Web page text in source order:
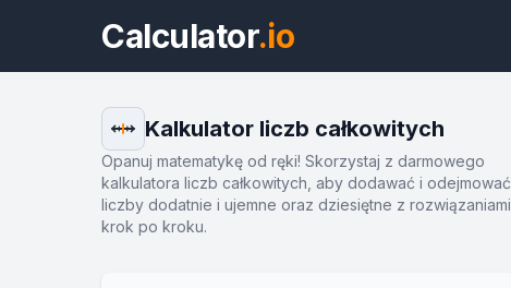
Calculator.io
Kalkulator liczb całkowitych
Opanuj matematykę od ręki! Skorzystaj z darmowego
kalkulatora liczb całkowitych, aby dodawać i odejmować
liczby dodatnie i ujemne oraz dziesiętne z rozwiązaniami
krok po kroku.